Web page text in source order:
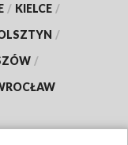
/ KIELCE /
/
/